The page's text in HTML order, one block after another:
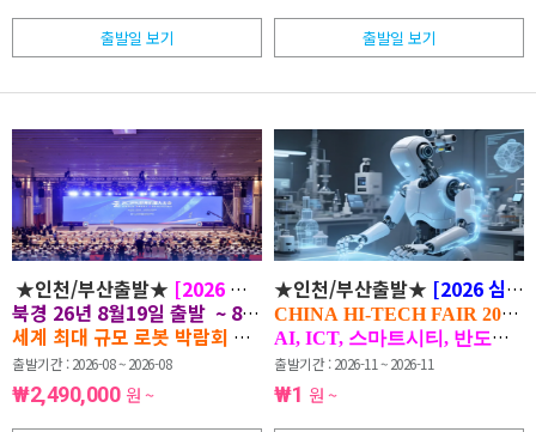
출발일 보기 출발일 보기
★인천/부산출발★ [2026 북경 월드 로봇 박람회 4일]
북경 26년 8월19일 출발 ~ 8월 22일 4일 개최기간은 4일
세계 최대 규모 로봇 박람회 참관
|휴머노이드 로봇부터 AI 혁신
출발기간 : 2026-08 ~ 2026-08
₩2,490,000 원 ~
★인천/부산출발★ [2026 심천
CHINA HI-TECH FAIR 2026
AI, ICT, 스마트시티, 반도체,
출발기간 : 2026-11 ~ 2026-11
₩1 원 ~